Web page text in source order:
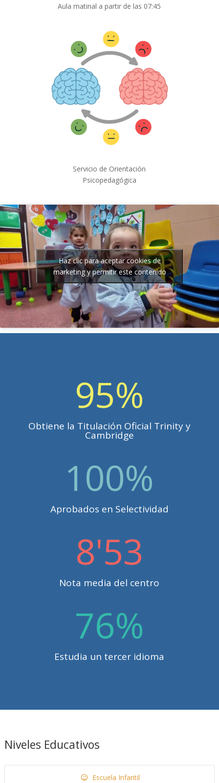
Aula matinal a partir de las 07:45
Servicio de Orientación
Psicopedagógica
Haz clic para aceptar cookies de
marketing y permitir este contenido
95%
Obtiene la Titulación Oficial Trinity y
Cambridge
100%
Aprobados en Selectividad
8'53
Nota media del centro
76%
Estudia un tercer idioma
Niveles Educativos
Escuela Infantil